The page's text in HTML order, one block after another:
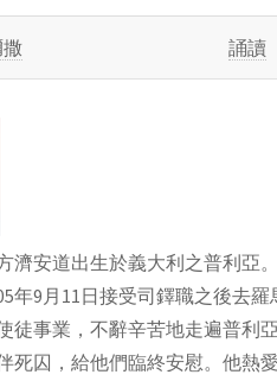
誦讀
濟安道出生於義大利之普利
年9月11日接受司鐸職之後去
徒事業，不辭辛苦地走遍普利
死囚，給他們臨終安慰。他熱